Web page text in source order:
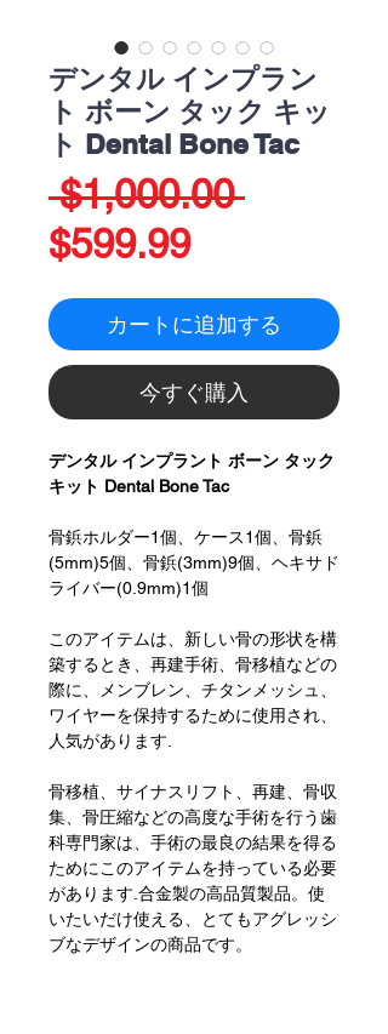
デンタル インプラン
ト ボーン タック キッ
ト Dental Bone Tac
$1,000.00 通
価
格
$599.99セ
ー
ル
価
格
カートに追加する
今すぐ購入
デンタル インプラント ボーン タック
キット Dental Bone Tac
骨鋲ホルダー1個、ケース1個、骨鋲
(5mm)5個、骨鋲(3mm)9個、ヘキサド
ライバー(0.9mm)1個
このアイテムは、新しい骨の形状を構
築するとき、再建手術、骨移植などの
際に、メンブレン、チタンメッシュ、
ワイヤーを保持するために使用され、
人気があります.
骨移植、サイナスリフト、再建、骨収
集、骨圧縮などの高度な手術を行う歯
科専門家は、手術の最良の結果を得る
ためにこのアイテムを持っている必要
があります.合金製の高品質製品。使
いたいだけ使える、とてもアグレッシ
ブなデザインの商品です。